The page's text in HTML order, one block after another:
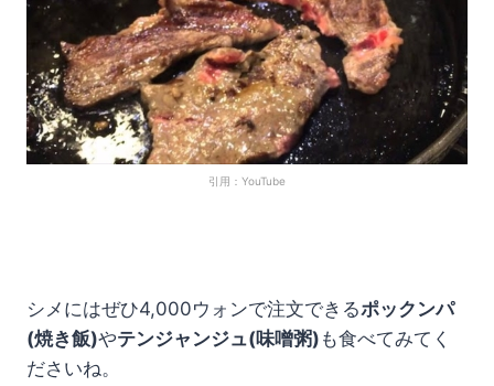
引用：YouTube
シメにはぜひ4,000ウォンで注文できるポックンパ
(焼き飯)やテンジャンジュ(味噌粥) も食べてみてく
ださいね。